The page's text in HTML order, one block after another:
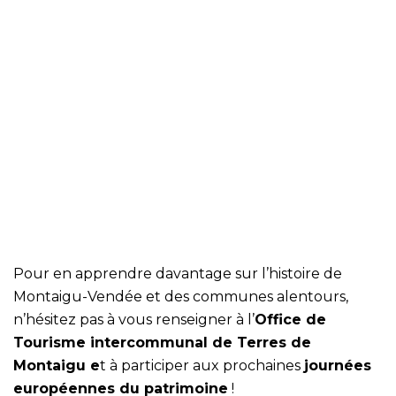
Pour en apprendre davantage sur l’histoire de
Montaigu-Vendée et des communes alentours,
n’hésitez pas à vous renseigner à l’Office de
Tourisme intercommunal de Terres de
Montaigu et à participer aux prochaines journées
européennes du patrimoine !